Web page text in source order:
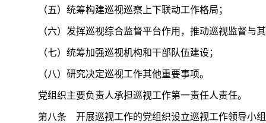
（五）统筹构建巡视巡察上下联动工作格局；
（六）发挥巡视综合监督平台作用，推动巡视监督与
（七）统筹加强巡视机构和干部队伍建设；
（八）研究决定巡视工作其他重要事项。
党组织主要负责人承担巡视工作第一责任人责任。
第八条 开展巡视工作的党组织设立巡视工作领导小